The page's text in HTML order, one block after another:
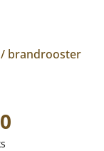
brandrooster